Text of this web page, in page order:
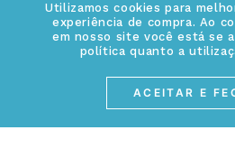
Utilizamos cookies para
experiência de compra. Ao
em nosso site você está se
política quanto a
ACEITAR E
Acesse Nosso Blog
Fale Conosco
Conheça a linha MVNDOS
Cuidados Especiais
Política de Privacidade
ATENDIMENTO